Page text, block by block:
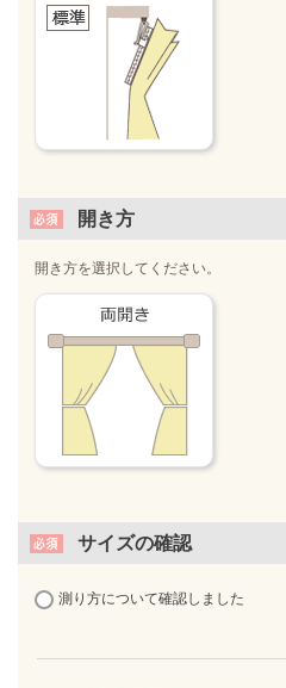
開き方
開き方を選択してください。
サイズの確認
測り方について確認しました